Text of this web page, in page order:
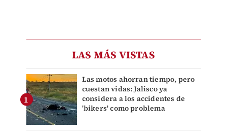
LAS MÁS VISTAS
Las motos ahorran tiempo, pero
cuestan vidas: Jalisco ya
considera a los accidentes de
'bikers' como problema